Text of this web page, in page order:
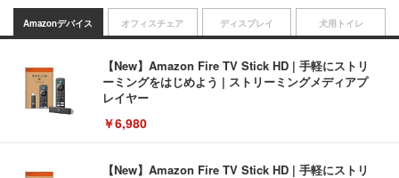
Amazonデバイス
【New】Amazon Fire TV Stick HD | 手軽にストリ
ーミングをはじめよう | ストリーミングメディアプ
レイヤー
￥6,980
【New】Amazon Fire TV Stick HD | 手軽にストリ
オフィスチェア ディスプレイ 犬用トイレ